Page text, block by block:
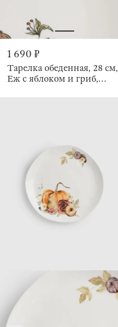
1 690 ₽
Тарелка обеденная, 28 см,
Еж с яблоком и гриб,